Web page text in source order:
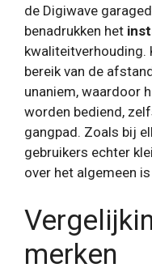
de Digiwave
benadrukken het
kwaliteitverhouding.
bereik van de
unaniem, waardoor
worden bediend,
gangpad. Zoals bij
gebruikers echter
over het algemeen
merken